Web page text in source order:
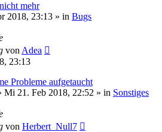
mehr
2018, 23:13 » in Bugs
von Adea
23:13
Probleme aufgetaucht
Mi 21. Feb 2018, 22:52 » in Sonstiges
von Herbert_Null7